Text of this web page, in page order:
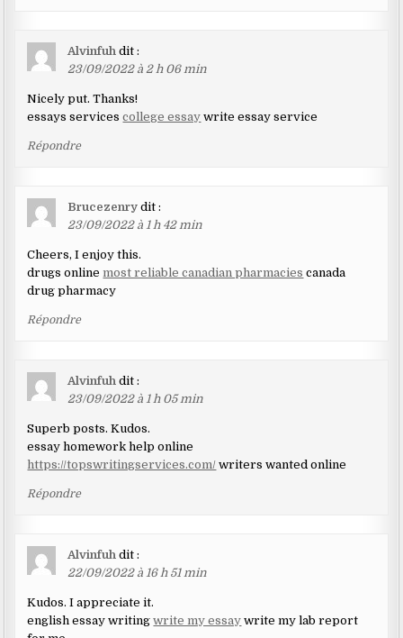
Alvinfuh dit :
23/09/2022 à 2 h 06 min
Nicely put. Thanks!
essays servicescollege essay write essay service
Répondre
Brucezenry dit :
23/09/2022 à 1 h 42 min
Cheers, I enjoy this.
drugs online most reliable canadian pharmacies canada
drug pharmacy
Répondre
Alvinfuh dit :
23/09/2022 à 1 h 05 min
Superb posts. Kudos.
essay homework help online
https://topswritingservices.com/ writers wanted online
Répondre
Alvinfuh dit :
22/09/2022 à 16 h 51 min
Kudos. I appreciate it.
english essay writingwrite my essay write my lab report